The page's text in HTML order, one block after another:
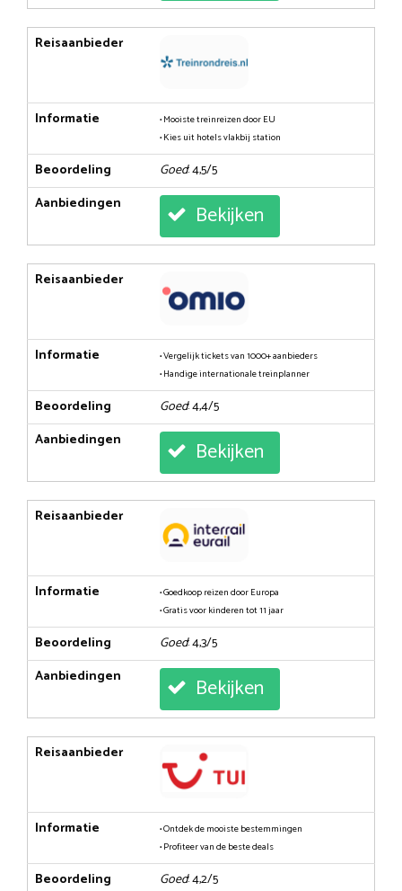
Reisaanbieder
Informatie
• Mooiste treinreizen door EU
• Kies uit hotels vlakbij station
Beoordeling Goed: 4,5/5
Aanbiedingen
Bekijken
Reisaanbieder
Informatie
• Vergelijk tickets van 1000+ aanbieders
• Handige internationale treinplanner
Beoordeling Goed: 4,4/5
Aanbiedingen
Bekijken
Reisaanbieder
Informatie
• Goedkoop reizen door Europa
• Gratis voor kinderen tot 11 jaar
Beoordeling Goed: 4,3/5
Aanbiedingen
Bekijken
Reisaanbieder
Informatie
• Ontdek de mooiste bestemmingen
• Profiteer van de beste deals
Beoordeling Goed: 4,2/5